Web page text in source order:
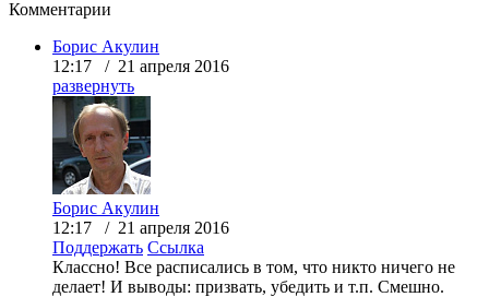
Комментарии
Борис Акулин
12:17 / 21 апреля 2016
развернуть
Борис Акулин
12:17 / 21 апреля 2016
Поддержать Ссылка
Классно! Все расписались в том, что никто ничего не
делает! И выводы: призвать, убедить и т.п. Смешно.